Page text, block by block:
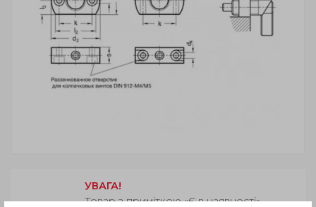
УВАГА!
Товар з приміткою «Є в наявності»